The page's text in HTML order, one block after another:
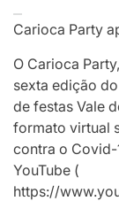
Carioca Party
O Carioca
sexta edição
de festas Vale
formato virtual
contra o Covid-
YouTube (
https://